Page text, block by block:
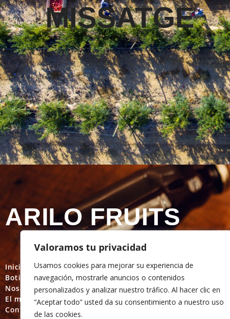
Valoramos tu privacidad
Usamos cookies para mejorar su experiencia de
navegación, mostrarle anuncios o contenidos
personalizados y analizar nuestro tráfico. Al hacer clic en
“Aceptar todo” usted da su consentimiento a nuestro uso
de las cookies.
MISSATGE
ARILO FRUITS
Inici
Botiga
Nosaltres
El meu compte
Contacte
Política de privacitat
Política de cookies
Termes i condicions d'ús
Política de devolucions